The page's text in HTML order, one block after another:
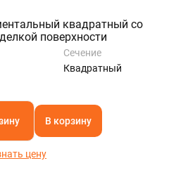
квадратный со
поверхности
Сечение
Квадратный
В корзину
цену